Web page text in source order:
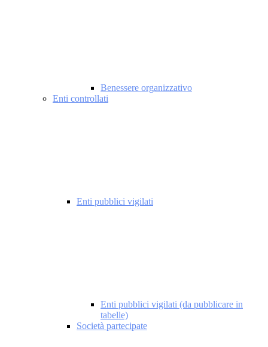
Benessere organizzativo
Enti controllati
Enti pubblici vigilati
Enti pubblici vigilati (da pubblicare in
tabelle)
Società partecipate